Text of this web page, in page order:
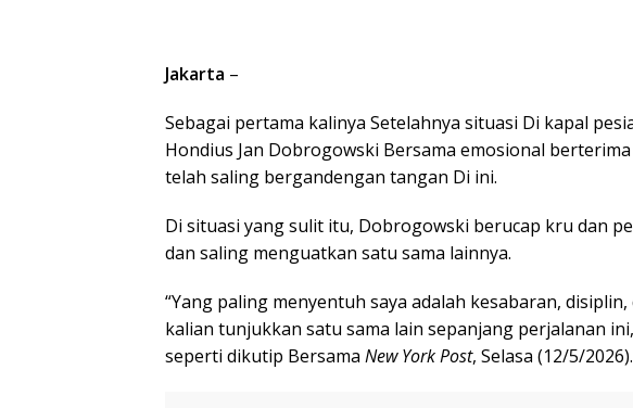
Jakarta –
Sebagai pertama kalinya Setelahnya situasi Di kapal
Hondius Jan Dobrogowski Bersama emosional
telah saling bergandengan tangan Di ini.
Di situasi yang sulit itu, Dobrogowski berucap kru dan
dan saling menguatkan satu sama lainnya.
“Yang paling menyentuh saya adalah kesabaran,
kalian tunjukkan satu sama lain sepanjang perjalanan
seperti dikutip Bersama New York Post, Selasa (12/5/2026).